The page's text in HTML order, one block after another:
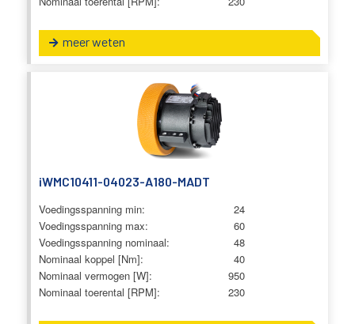
meer weten
iWMC10411-04023-A180-MADT
Voedingsspanning min:
24
Voedingsspanning max:
60
Voedingsspanning nominaal:
48
Nominaal koppel [Nm]:
40
Nominaal vermogen [W]:
950
Nominaal toerental [RPM]:
230